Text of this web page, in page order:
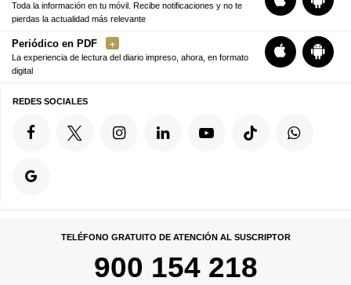
Toda la información en tu móvil. Recibe notificaciones y no te
pierdas la actualidad más relevante
Periódico en PDF
La experiencia de lectura del diario impreso, ahora, en formato
digital
REDES SOCIALES
TELÉFONO GRATUITO DE ATENCIÓN AL SUSCRIPTOR
900 154 218